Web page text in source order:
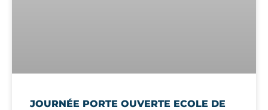
JOURNÉE PORTE OUVERTE ECOLE DE